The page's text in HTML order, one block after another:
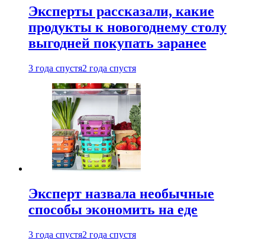
Эксперты рассказали, какие
продукты к новогоднему столу
выгодней покупать заранее
3 года спустя2 года спустя
Эксперт назвала необычные
способы экономить на еде
3 года спустя2 года спустя